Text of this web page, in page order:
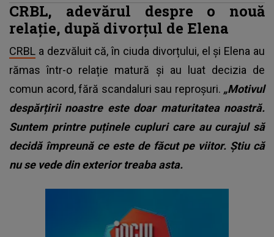
CRBL, adevărul despre o nouă
relație, după divorțul de Elena
CRBL a dezvăluit că, în ciuda divorțului, el și Elena au
rămas într-o relație matură și au luat decizia de
comun acord, fără scandaluri sau reproșuri. „Motivul
despărțirii noastre este doar maturitatea noastră.
Suntem printre puținele cupluri care au curajul să
decidă împreună ce este de făcut pe viitor. Știu că
nu se vede din exterior treaba asta.